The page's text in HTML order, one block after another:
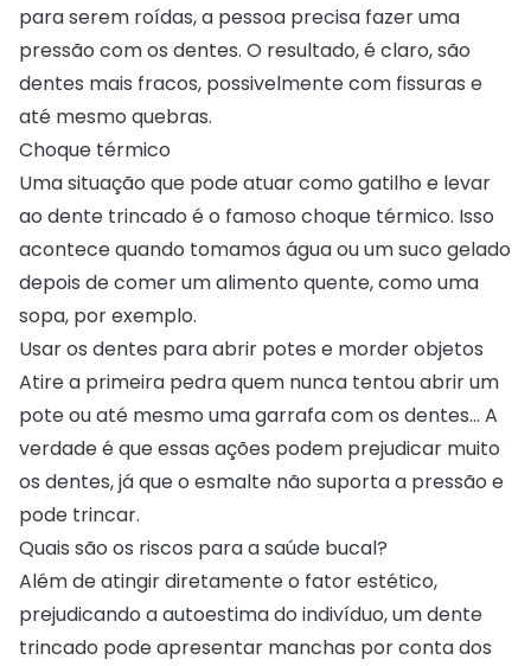
para serem roídas, a pessoa precisa fazer uma
pressão com os dentes. O resultado, é claro, são
dentes mais fracos, possivelmente com fissuras e
até mesmo quebras.
Choque térmico
Uma situação que pode atuar como gatilho e levar
ao dente trincado é o famoso choque térmico. Isso
acontece quando tomamos água ou um suco gelado
depois de comer um alimento quente, como uma
sopa, por exemplo.
Usar os dentes para abrir potes e morder objetos
Atire a primeira pedra quem nunca tentou abrir um
pote ou até mesmo uma garrafa com os dentes… A
verdade é que essas ações podem prejudicar muito
os dentes, já que o esmalte não suporta a pressão e
pode trincar.
Quais são os riscos para a saúde bucal?
Além de atingir diretamente o fator estético,
prejudicando a autoestima do indivíduo, um dente
trincado pode apresentar manchas por conta dos